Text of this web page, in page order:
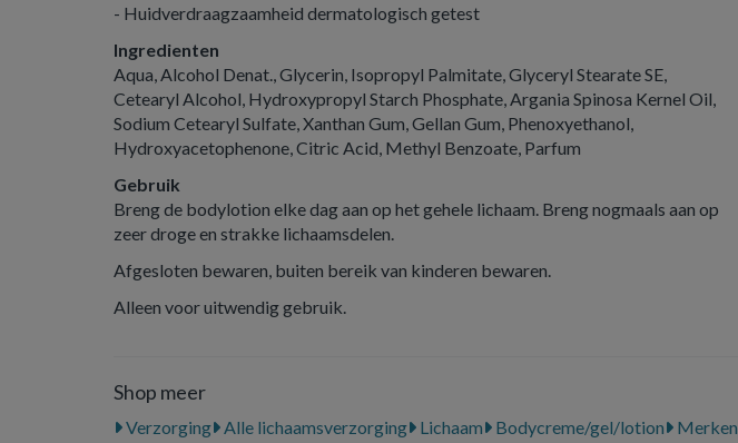
- Huidverdraagzaamheid dermatologisch getest
Ingredienten
Aqua, Alcohol Denat., Glycerin, Isopropyl Palmitate, Glyceryl Stearate SE,
Cetearyl Alcohol, Hydroxypropyl Starch Phosphate, Argania Spinosa Kernel Oil,
Sodium Cetearyl Sulfate, Xanthan Gum, Gellan Gum, Phenoxyethanol,
Hydroxyacetophenone, Citric Acid, Methyl Benzoate, Parfum
Gebruik
Breng de bodylotion elke dag aan op het gehele lichaam. Breng nogmaals aan op
zeer droge en strakke lichaamsdelen.
Afgesloten bewaren, buiten bereik van kinderen bewaren.
Alleen voor uitwendig gebruik.
Shop meer
Verzorging Alle lichaamsverzorging Lichaam Bodycreme/gel/lotion Merken